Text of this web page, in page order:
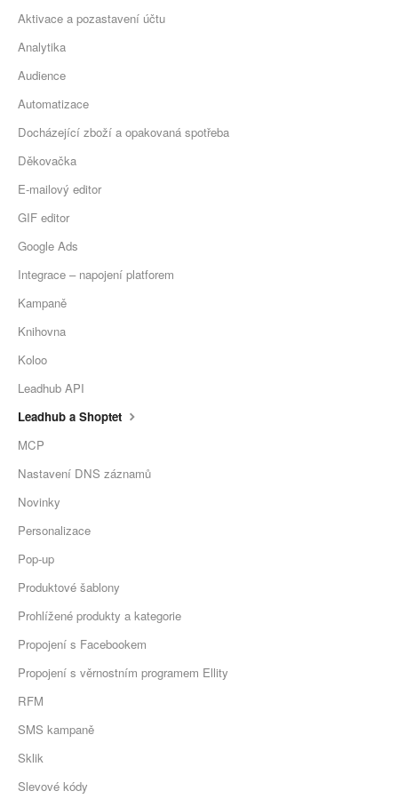
Aktivace a pozastavení účtu
Analytika
Audience
Automatizace
Docházející zboží a opakovaná spotřeba
Děkovačka
E-mailový editor
GIF editor
Google Ads
Integrace – napojení platforem
Kampaně
Knihovna
Koloo
Leadhub API
Leadhub a Shoptet
MCP
Nastavení DNS záznamů
Novinky
Personalizace
Pop-up
Produktové šablony
Prohlížené produkty a kategorie
Propojení s Facebookem
Propojení s věrnostním programem Ellity
RFM
SMS kampaně
Sklik
Slevové kódy